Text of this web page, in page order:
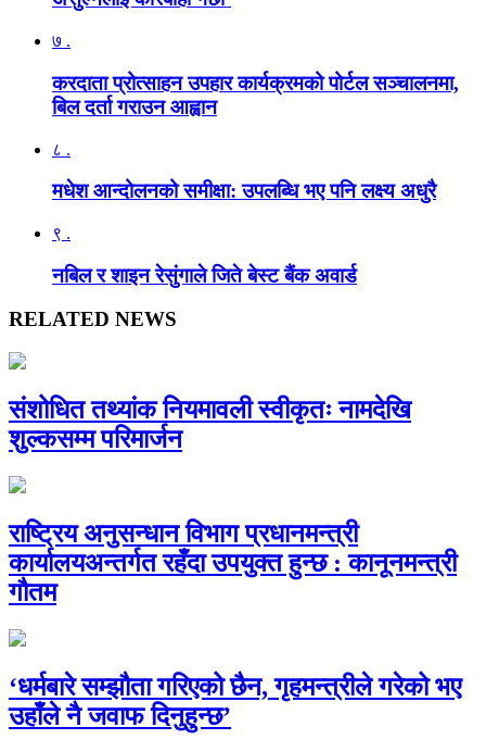
७ .
करदाता प्रोत्साहन उपहार कार्यक्रमको पोर्टल सञ्चालनमा,
बिल दर्ता गराउन आह्वान
८ .
मधेश आन्दोलनको समीक्षा: उपलब्धि भए पनि लक्ष्य अधुरै
९ .
नबिल र शाइन रेसुंगाले जिते बेस्ट बैंक अवार्ड
RELATED NEWS
संशोधित तथ्यांक नियमावली स्वीकृतः नामदेखि
शुल्कसम्म परिमार्जन
राष्ट्रिय अनुसन्धान विभाग प्रधानमन्त्री
कार्यालयअन्तर्गत रहँदा उपयुक्त हुन्छ : कानूनमन्त्री
गौतम
‘धर्मबारे सम्झौता गरिएको छैन, गृहमन्त्रीले गरेको भए
उहाँले नै जवाफ दिनुहुन्छ’